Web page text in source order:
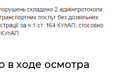
в ходе осмотра